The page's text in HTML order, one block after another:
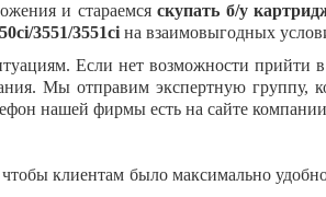
и стараемсяскупать б/у
3551/3551ci на взаимовыгодных
Если нет возможности прийти
Мы отправим экспертную группу,
нашей фирмы есть на сайте
клиентам было максимально